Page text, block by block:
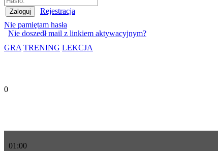
Rejestracja
Nie pamiętam hasła
Nie doszedł mail z linkiem aktywacyjnym?
GRA TRENING LEKCJA
0
01 :00